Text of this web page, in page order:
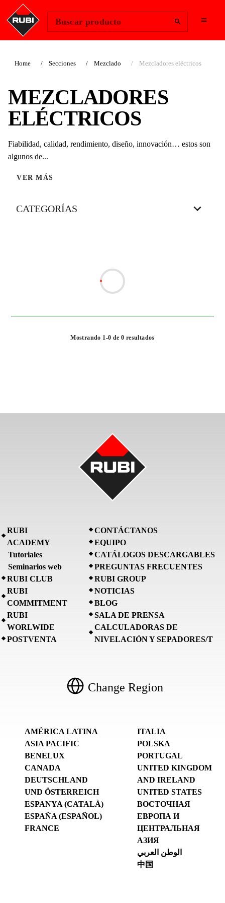
Buscar producto
Home Secciones Mezclado Mezcladores eléctricos
MEZCLADORES
ELÉCTRICOS
Fiabilidad, calidad, rendimiento, diseño, innovación… estos son
algunos de...
VER MÁS
CATEGORÍAS
Mostrando 1-0 de 0 resultados
RUBI
ACADEMY
Tutoriales
Seminarios web
RUBI CLUB
RUBI
COMMITMENT
RUBI
WORLWIDE
POSTVENTA
CONTÁCTANOS
EQUIPO
CATÁLOGOS DESCARGABLES
PREGUNTAS FRECUENTES
RUBI GROUP
NOTICIAS
BLOG
SALA DE PRENSA
CALCULADORAS DE
NIVELACIÓN Y SEPADORES/T
Change Region
AMÉRICA LATINA
ASIA PACIFIC
BENELUX
CANADA
DEUTSCHLAND
UND ÖSTERREICH
ESPANYA (CATALÀ)
ESPAÑA (ESPAÑOL)
FRANCE
ITALIA
POLSKA
PORTUGAL
UNITED KINGDOM
AND IRELAND
UNITED STATES
ВОСТОЧНАЯ
ЕВРОПА И
ЦЕНТРАЛЬНАЯ
АЗИЯ
الوطن العربي
中国